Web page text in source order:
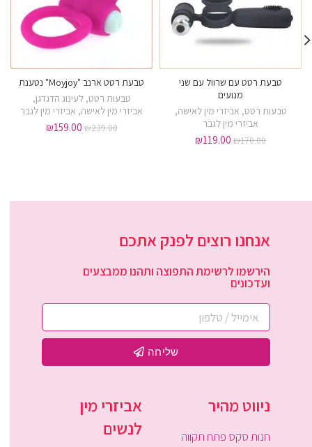
טבעת רטט עם שרוול עם שני
מנועים
טבעות רטט, אביזרי מין לאישה,
אביזרי מין לגבר
₪170.00
₪119.00
טבעת רטט ארנב "Moyjoy" נטענת
טבעות רטט,לעינוג הדגדגן,
אביזרי מין לאישה, אביזרי מין לגבר
₪239.00
₪159.00
אנחנו רוצים לפנק אתכם
הירשמו לרשימת התפוצה ותהנו ממבצעים
ועדכונים
שליחה
ניווט מהיר
חנות סקס פתח תקווה
אביזרי מין
לנשים